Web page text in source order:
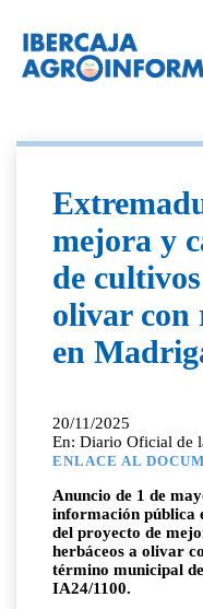
mejora y
de
olivar con
en
20/11/2025
En: Diario Oficial de
ENLACE AL
Anuncio de 1 de
información pública
del proyecto de
herbáceos a olivar
término municipal
IA24/1100.